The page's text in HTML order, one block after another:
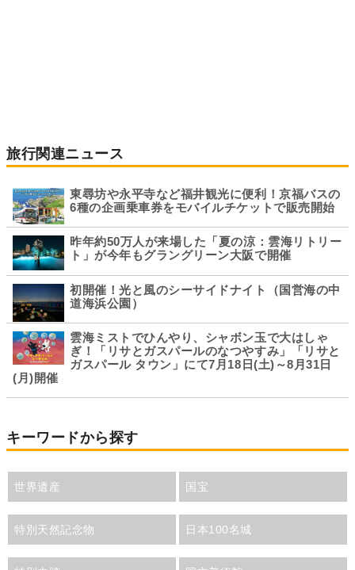
旅行関連ニュース
東尋坊や永平寺など福井観光に便利！京福バスの
6種の企画乗車券をモバイルチケットで販売開始
昨年約50万人が来場した「夏の涼：雲海リトリー
ト」が今年もグラングリーン大阪で開催
初開催！光と風のシーサイドナイト（国営海の中
道海浜公園）
雲海ミストでひんやり、シャボン玉で大はしゃ
ぎ！「リサとガスパールのなつやすみ」「リサと
ガスパール タウン」にて7月18日(土)～8月31日
(月)開催
キーワードから探す
世界遺産 国宝
特別天然記念物 日本100名城